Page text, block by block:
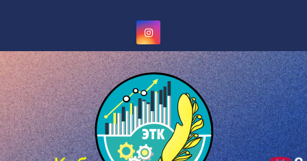
content